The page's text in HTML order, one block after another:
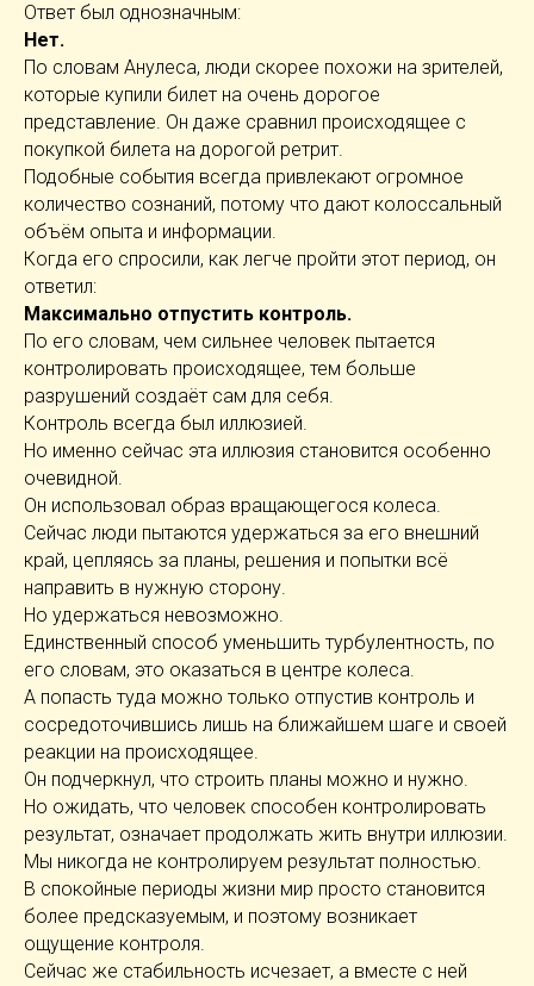
Ответ был однозначным:
Нет.
По словам Анулеса, люди скорее похожи на зрителей,
которые купили билет на очень дорогое
представление. Он даже сравнил происходящее с
покупкой билета на дорогой ретрит.
Подобные события всегда привлекают огромное
количество сознаний, потому что дают колоссальный
объём опыта и информации.
Когда его спросили, как легче пройти этот период, он
ответил:
Максимально отпустить контроль.
По его словам, чем сильнее человек пытается
контролировать происходящее, тем больше
разрушений создаёт сам для себя.
Контроль всегда был иллюзией.
Но именно сейчас эта иллюзия становится особенно
очевидной.
Он использовал образ вращающегося колеса.
Сейчас люди пытаются удержаться за его внешний
край, цепляясь за планы, решения и попытки всё
направить в нужную сторону.
Но удержаться невозможно.
Единственный способ уменьшить турбулентность, по
его словам, это оказаться в центре колеса.
А попасть туда можно только отпустив контроль и
сосредоточившись лишь на ближайшем шаге и своей
реакции на происходящее.
Он подчеркнул, что строить планы можно и нужно.
Но ожидать, что человек способен контролировать
результат, означает продолжать жить внутри иллюзии.
Мы никогда не контролируем результат полностью.
В спокойные периоды жизни мир просто становится
более предсказуемым, и поэтому возникает
ощущение контроля.
Сейчас же стабильность исчезает, а вместе с ней